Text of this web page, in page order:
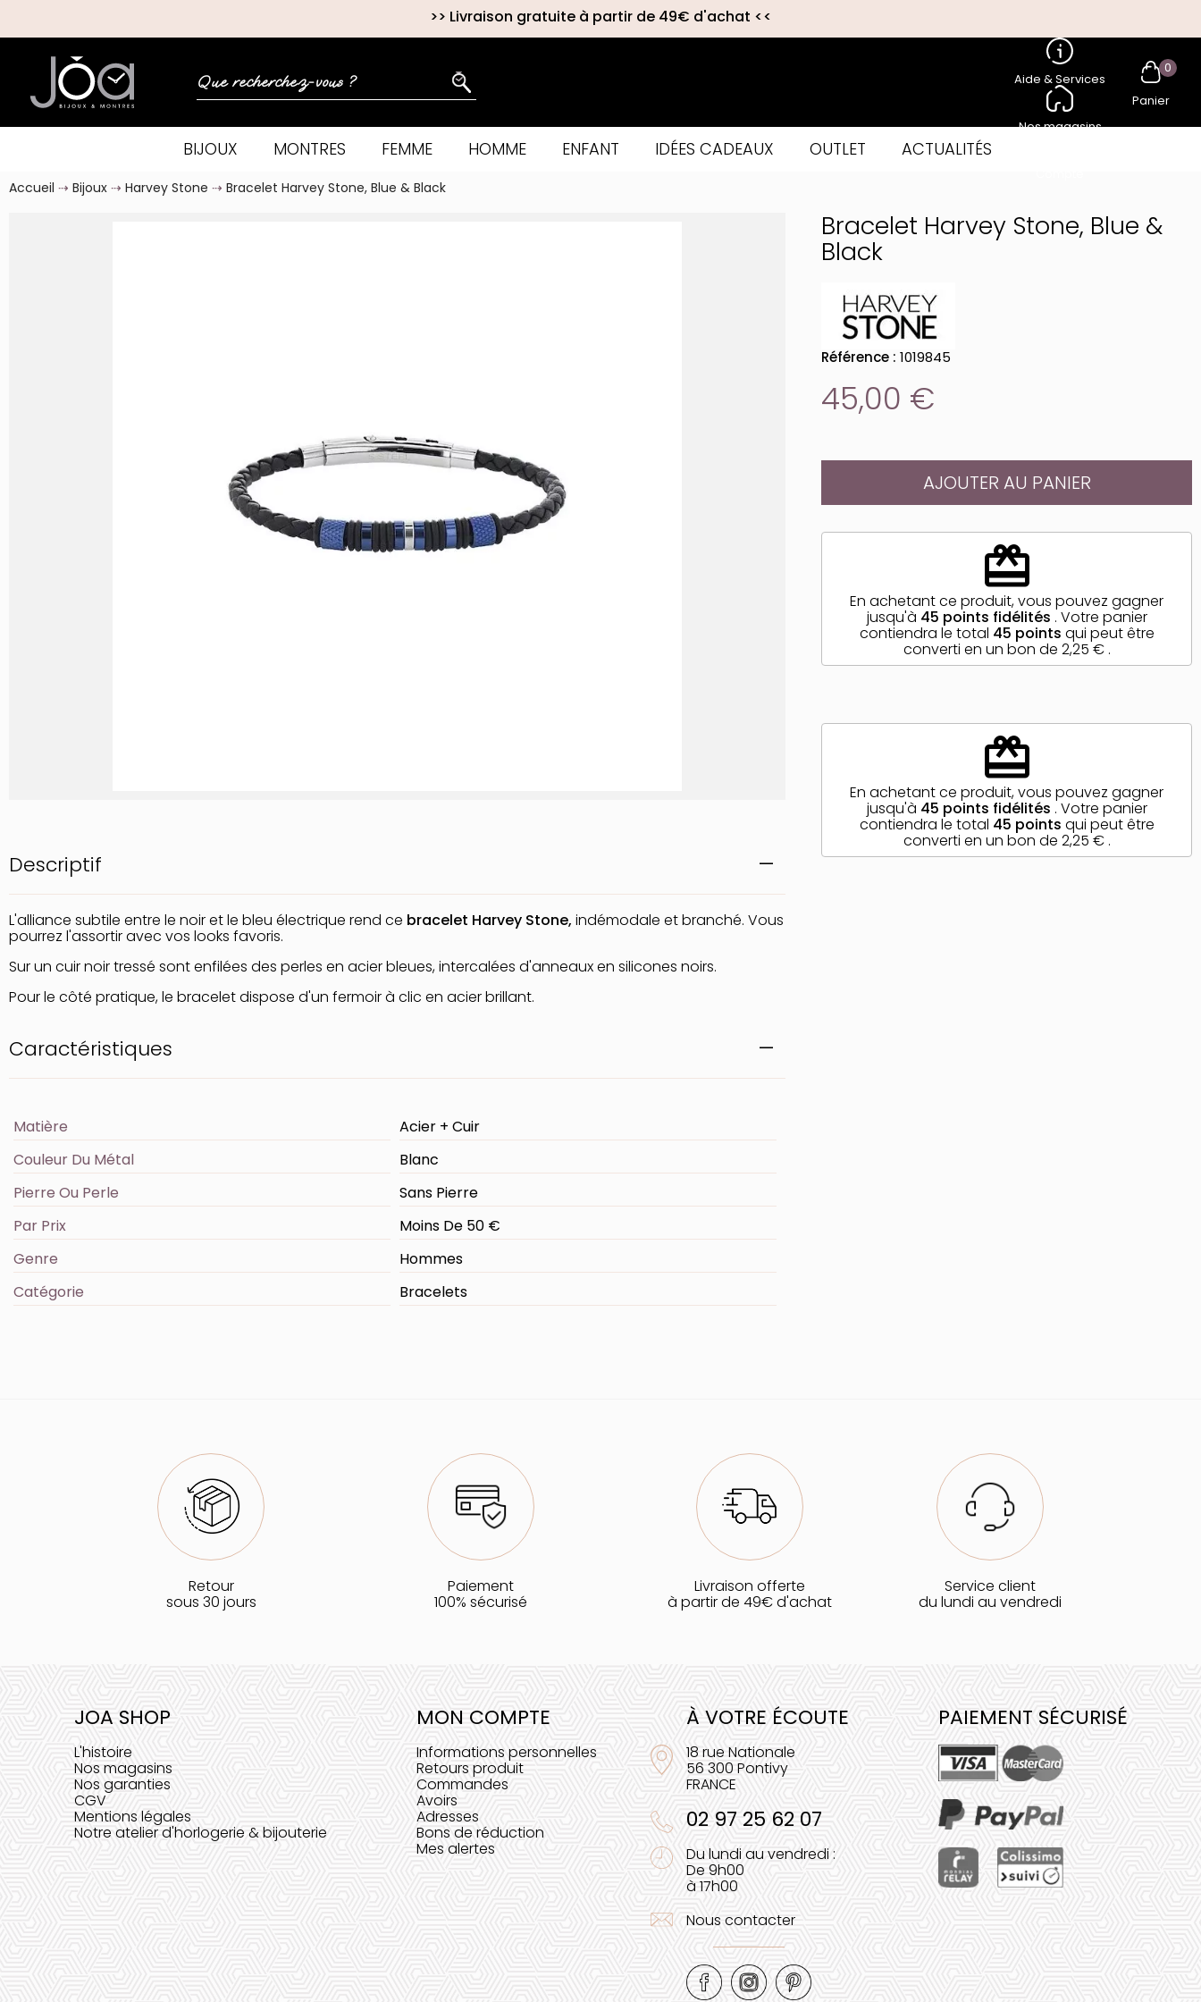
>> Livraison gratuite à partir de 49€ d'achat <<
Aide & Services
Nos magasins
0
Panier
BIJOUX MONTRES FEMME HOMME ENFANT IDÉES CADEAUX OUTLET ACTUALITÉS
Accueil Bijoux Harvey Stone Bracelet Harvey Stone, Blue & Black
Descriptif
L'alliance subtile entre le noir et le bleu électrique rend ce bracelet Harvey Stone, indémodale et branché. Vous
pourrez l'assortir avec vos looks favoris.
Sur un cuir noir tressé sont enfilées des perles en acier bleues, intercalées d'anneaux en silicones noirs.
Pour le côté pratique, le bracelet dispose d'un fermoir à clic en acier brillant.
Caractéristiques
Matière
Acier + Cuir
Couleur Du Métal
Blanc
Pierre Ou Perle
Sans Pierre
Par Prix
Moins De 50 €
Genre
Hommes
Catégorie
Bracelets
Bracelet Harvey Stone, Blue &
Black
Référence : 1019845
45,00 €
AJOUTER AU PANIER
redeem
En achetant ce produit, vous pouvez gagner
jusqu'à 45 points fidélités . Votre panier
contiendra le total 45 points qui peut être
converti en un bon de 2,25 €.
redeem
En achetant ce produit, vous pouvez gagner
jusqu'à 45 points fidélités . Votre panier
contiendra le total 45 points qui peut être
converti en un bon de 2,25 €.
Retour
sous 30 jours
Paiement
100% sécurisé
Livraison offerte
à partir de 49€ d'achat
Service client
du lundi au vendredi
JOA SHOP
L'histoire
Nos magasins
Nos garanties
CGV
Mentions légales
Notre atelier d'horlogerie & bijouterie
MON COMPTE
Informations personnelles
Retours produit
Commandes
Avoirs
Adresses
Bons de réduction
Mes alertes
À VOTRE ÉCOUTE
18 rue Nationale
56 300 Pontivy
FRANCE
02 97 25 62 07
Du lundi au vendredi :
De 9h00
à 17h00
Nous contacter
PAIEMENT SÉCURISÉ